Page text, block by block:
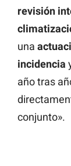
revisión
una
incidencia
año tras
conjunto».